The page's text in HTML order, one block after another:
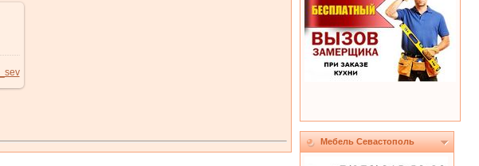
Мебель Севастополь